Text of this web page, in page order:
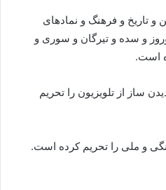
تاریخ و فرهنگ و نمادهای
و سده و تیرگان و سوری و
است.
ساز از تلویزیون را تحریم
و ملی را تحریم کرده است.